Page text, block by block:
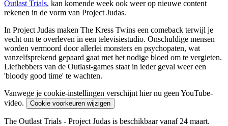
Outlast Trials, kan komende week ook weer op nieuwe content
rekenen in de vorm van Project Judas.
In Project Judas maken The Kress Twins een comeback terwijl je
vecht om te overleven in een televisiestudio. Onschuldige mensen
worden vermoord door allerlei monsters en psychopaten, wat
vanzelfsprekend gepaard gaat met het nodige bloed om te vergieten.
Liefhebbers van de Outlast-games staat in ieder geval weer een
'bloody good time' te wachten.
Vanwege je cookie-instellingen verschijnt hier nu geen YouTube-
video.
Cookie voorkeuren wijzigen
The Outlast Trials - Project Judas is beschikbaar vanaf 24 maart.